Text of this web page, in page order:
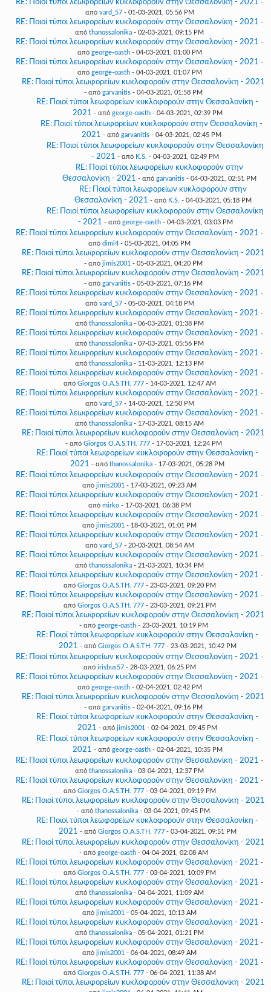
RE: Ποιοί τύποι λεωφορείων κυκλοφορούν στην Θεσσαλονίκη - 2021 -
από vard_57- 01-03-2021, 05:56 PM
RE: Ποιοί τύποι λεωφορείων κυκλοφορούν στην Θεσσαλονίκη - 2021 -
από thanossalonika - 02-03-2021, 09:15 PM
RE: Ποιοί τύποι λεωφορείων κυκλοφορούν στην Θεσσαλονίκη - 2021 -
από george-oasth- 04-03-2021, 01:00 PM
RE: Ποιοί τύποι λεωφορείων κυκλοφορούν στην Θεσσαλονίκη - 2021 -
από george-oasth- 04-03-2021, 01:07 PM
RE: Ποιοί τύποι λεωφορείων κυκλοφορούν στην Θεσσαλονίκη - 2021
- από garvanitis - 04-03-2021, 01:58 PM
RE: Ποιοί τύποι λεωφορείων κυκλοφορούν στην Θεσσαλονίκη -
2021 - από george-oasth- 04-03-2021, 02:39 PM
RE: Ποιοί τύποι λεωφορείων κυκλοφορούν στην Θεσσαλονίκη -
2021 - από garvanitis- 04-03-2021, 02:45 PM
RE: Ποιοί τύποι λεωφορείων κυκλοφορούν στην Θεσσαλονίκη
- 2021 - από K.S. - 04-03-2021, 02:49 PM
RE: Ποιοί τύποι λεωφορείων κυκλοφορούν στην
Θεσσαλονίκη - 2021 - από garvanitis- 04-03-2021, 02:51 PM
RE: Ποιοί τύποι λεωφορείων κυκλοφορούν στην
Θεσσαλονίκη - 2021 - από K.S. - 04-03-2021, 05:18 PM
RE: Ποιοί τύποι λεωφορείων κυκλοφορούν στην Θεσσαλονίκη
- 2021 - από george-oasth- 04-03-2021, 03:03 PM
RE: Ποιοί τύποι λεωφορείων κυκλοφορούν στην Θεσσαλονίκη - 2021 -
από dimi4 - 05-03-2021, 04:05 PM
RE: Ποιοί τύποι λεωφορείων κυκλοφορούν στην Θεσσαλονίκη - 2021
- από jimis2001 - 05-03-2021, 04:20 PM
RE: Ποιοί τύποι λεωφορείων κυκλοφορούν στην Θεσσαλονίκη - 2021
- από garvanitis - 05-03-2021, 07:16 PM
RE: Ποιοί τύποι λεωφορείων κυκλοφορούν στην Θεσσαλονίκη - 2021 -
από vard_57- 05-03-2021, 04:18 PM
RE: Ποιοί τύποι λεωφορείων κυκλοφορούν στην Θεσσαλονίκη - 2021 -
από thanossalonika - 06-03-2021, 01:38 PM
RE: Ποιοί τύποι λεωφορείων κυκλοφορούν στην Θεσσαλονίκη - 2021 -
από thanossalonika - 07-03-2021, 05:56 PM
RE: Ποιοί τύποι λεωφορείων κυκλοφορούν στην Θεσσαλονίκη - 2021 -
από thanossalonika - 11-03-2021, 12:13 PM
RE: Ποιοί τύποι λεωφορείων κυκλοφορούν στην Θεσσαλονίκη - 2021 -
από Giorgos O.A.S.TH. 777- 14-03-2021, 12:47 AM
RE: Ποιοί τύποι λεωφορείων κυκλοφορούν στην Θεσσαλονίκη - 2021 -
από vard_57- 14-03-2021, 12:50 PM
RE: Ποιοί τύποι λεωφορείων κυκλοφορούν στην Θεσσαλονίκη - 2021 -
από thanossalonika - 17-03-2021, 08:15 AM
RE: Ποιοί τύποι λεωφορείων κυκλοφορούν στην Θεσσαλονίκη - 2021
- από Giorgos O.A.S.TH. 777- 17-03-2021, 12:24 PM
RE: Ποιοί τύποι λεωφορείων κυκλοφορούν στην Θεσσαλονίκη -
2021 - από thanossalonika - 17-03-2021, 05:28 PM
RE: Ποιοί τύποι λεωφορείων κυκλοφορούν στην Θεσσαλονίκη - 2021 -
από jimis2001 - 17-03-2021, 09:23 AM
RE: Ποιοί τύποι λεωφορείων κυκλοφορούν στην Θεσσαλονίκη - 2021 -
από mirko- 17-03-2021, 06:38 PM
RE: Ποιοί τύποι λεωφορείων κυκλοφορούν στην Θεσσαλονίκη - 2021 -
από jimis2001 - 18-03-2021, 01:01 PM
RE: Ποιοί τύποι λεωφορείων κυκλοφορούν στην Θεσσαλονίκη - 2021 -
από vard_57- 20-03-2021, 08:54 AM
RE: Ποιοί τύποι λεωφορείων κυκλοφορούν στην Θεσσαλονίκη - 2021 -
από thanossalonika - 21-03-2021, 10:34 PM
RE: Ποιοί τύποι λεωφορείων κυκλοφορούν στην Θεσσαλονίκη - 2021 -
από Giorgos O.A.S.TH. 777- 23-03-2021, 09:20 PM
RE: Ποιοί τύποι λεωφορείων κυκλοφορούν στην Θεσσαλονίκη - 2021 -
από Giorgos O.A.S.TH. 777- 23-03-2021, 09:21 PM
RE: Ποιοί τύποι λεωφορείων κυκλοφορούν στην Θεσσαλονίκη - 2021
- από george-oasth- 23-03-2021, 10:19 PM
RE: Ποιοί τύποι λεωφορείων κυκλοφορούν στην Θεσσαλονίκη -
2021 - από Giorgos O.A.S.TH. 777- 23-03-2021, 10:42 PM
RE: Ποιοί τύποι λεωφορείων κυκλοφορούν στην Θεσσαλονίκη - 2021 -
από irisbus57- 28-03-2021, 06:25 PM
RE: Ποιοί τύποι λεωφορείων κυκλοφορούν στην Θεσσαλονίκη - 2021 -
από george-oasth- 02-04-2021, 02:42 PM
RE: Ποιοί τύποι λεωφορείων κυκλοφορούν στην Θεσσαλονίκη - 2021
- από garvanitis - 02-04-2021, 09:16 PM
RE: Ποιοί τύποι λεωφορείων κυκλοφορούν στην Θεσσαλονίκη -
2021 - από jimis2001 - 02-04-2021, 09:45 PM
RE: Ποιοί τύποι λεωφορείων κυκλοφορούν στην Θεσσαλονίκη -
2021 - από george-oasth- 02-04-2021, 10:35 PM
RE: Ποιοί τύποι λεωφορείων κυκλοφορούν στην Θεσσαλονίκη - 2021 -
από thanossalonika - 03-04-2021, 12:37 PM
RE: Ποιοί τύποι λεωφορείων κυκλοφορούν στην Θεσσαλονίκη - 2021 -
από Giorgos O.A.S.TH. 777- 03-04-2021, 09:19 PM
RE: Ποιοί τύποι λεωφορείων κυκλοφορούν στην Θεσσαλονίκη - 2021
- από thanossalonika - 03-04-2021, 09:45 PM
RE: Ποιοί τύποι λεωφορείων κυκλοφορούν στην Θεσσαλονίκη -
2021 - από Giorgos O.A.S.TH. 777- 03-04-2021, 09:51 PM
RE: Ποιοί τύποι λεωφορείων κυκλοφορούν στην Θεσσαλονίκη - 2021
- από george-oasth- 04-04-2021, 02:08 AM
RE: Ποιοί τύποι λεωφορείων κυκλοφορούν στην Θεσσαλονίκη - 2021 -
από Giorgos O.A.S.TH. 777- 03-04-2021, 10:09 PM
RE: Ποιοί τύποι λεωφορείων κυκλοφορούν στην Θεσσαλονίκη - 2021 -
από thanossalonika - 04-04-2021, 11:09 AM
RE: Ποιοί τύποι λεωφορείων κυκλοφορούν στην Θεσσαλονίκη - 2021 -
από jimis2001 - 05-04-2021, 10:13 AM
RE: Ποιοί τύποι λεωφορείων κυκλοφορούν στην Θεσσαλονίκη - 2021 -
από thanossalonika - 05-04-2021, 01:21 PM
RE: Ποιοί τύποι λεωφορείων κυκλοφορούν στην Θεσσαλονίκη - 2021 -
από jimis2001 - 06-04-2021, 08:49 AM
RE: Ποιοί τύποι λεωφορείων κυκλοφορούν στην Θεσσαλονίκη - 2021 -
από Giorgos O.A.S.TH. 777- 06-04-2021, 11:38 AM
RE: Ποιοί τύποι λεωφορείων κυκλοφορούν στην Θεσσαλονίκη - 2021